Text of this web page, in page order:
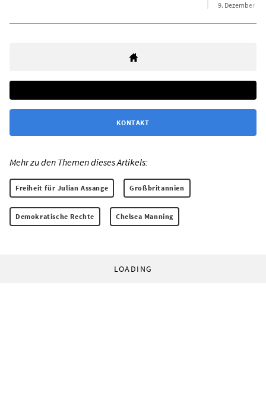
9. Dezember
KONTAKT
Mehr zu den Themen dieses Artikels:
Freiheit für Julian Assange Großbritannien
Demokratische Rechte Chelsea Manning
LOADING